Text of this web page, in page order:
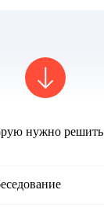
нужно решить